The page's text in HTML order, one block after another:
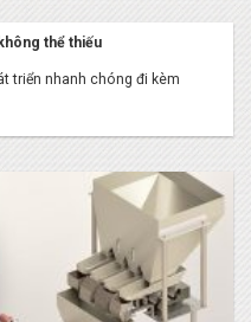
thể thiếu
triển nhanh chóng đi kèm